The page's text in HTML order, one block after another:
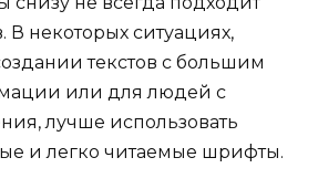
В некоторых ситуациях,
текстов с большим
или для людей с
лучше использовать
и легко читаемые шрифты.